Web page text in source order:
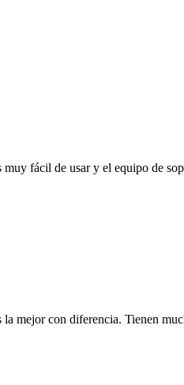
fácil de usar y el equipo de
mejor con diferencia. Tienen